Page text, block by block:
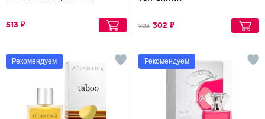
513 ₽ 703 302 ₽
Рекомендуем Рекомендуем